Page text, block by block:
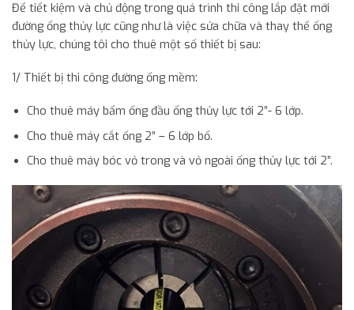
Để tiết kiệm và chủ động trong quá trình thi công lắp đặt mới
đường ống thủy lực cũng như là việc sửa chữa và thay thế ống
thủy lực, chúng tôi cho thuê một số thiết bị sau:
1/ Thiết bị thi công đường ống mềm:
Cho thuê máy bấm ống đầu ống thủy lực tới 2”- 6 lớp.
Cho thuê máy cắt ống 2” – 6 lớp bố.
Cho thuê máy bóc vỏ trong và vỏ ngoài ống thủy lực tới 2”.